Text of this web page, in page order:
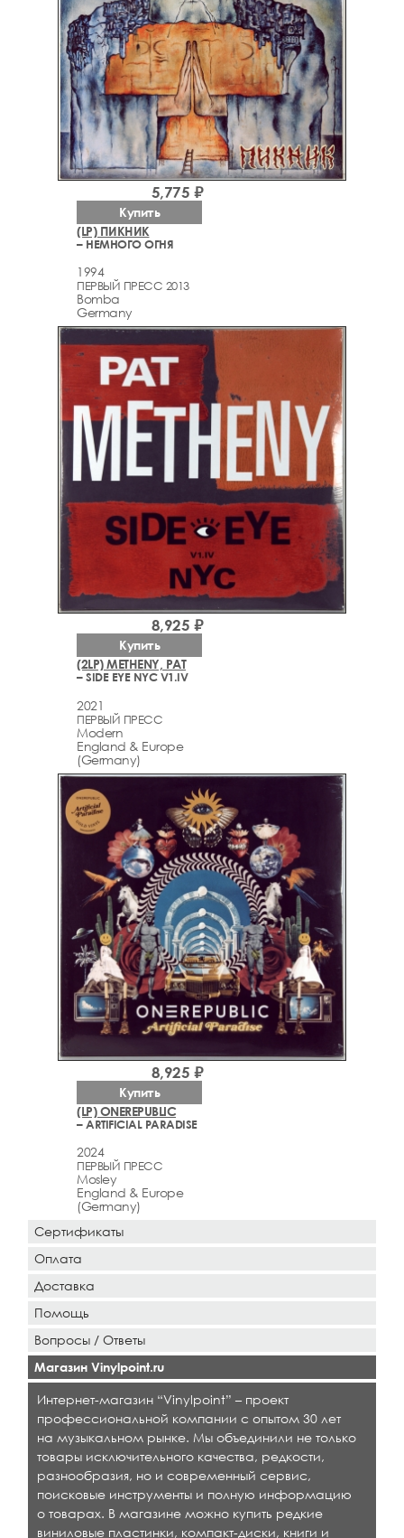
(LP) ПИКНИК
– НЕМНОГО ОГНЯ
1994
ПЕРВЫЙ ПРЕСС 2013
Bomba
Germany
5,775 ₽
Купить
(2LP) METHENY, PAT
– SIDE EYE NYC V1.IV
2021
ПЕРВЫЙ ПРЕСС
Modern
England & Europe
(Germany)
8,925 ₽
Купить
(LP) ONEREPUBLIC
– ARTIFICIAL PARADISE
2024
ПЕРВЫЙ ПРЕСС
Mosley
England & Europe
(Germany)
8,925 ₽
Купить
Сертификаты
Оплата
Доставка
Помощь
Вопросы / Ответы
Магазин Vinylpoint.ru
Интернет-магазин “Vinylpoint” – проект
профессиональной компании с опытом 30 лет
на музыкальном рынке. Мы объединили не только
товары исключительного качества, редкости,
разнообразия, но и современный сервис,
поисковые инструменты и полную информацию
о товарах. В магазине можно купить редкие
виниловые пластинки, компакт-диски, книги и